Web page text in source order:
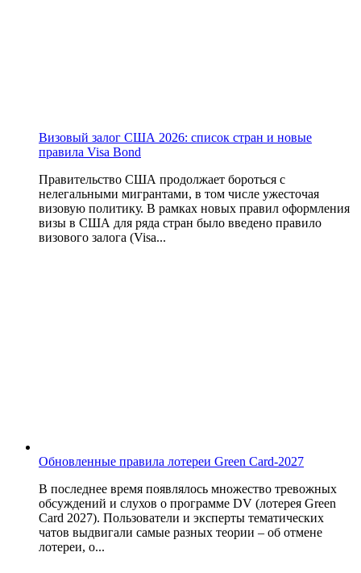
Визовый залог США 2026: список стран и новые
правила Visa Bond
Правительство США продолжает бороться с
нелегальными мигрантами, в том числе ужесточая
визовую политику. В рамках новых правил оформления
визы в США для ряда стран было введено правило
визового залога (Visa...
Обновленные правила лотереи Green Card-2027
В последнее время появлялось множество тревожных
обсуждений и слухов о программе DV (лотерея Green
Card 2027). Пользователи и эксперты тематических
чатов выдвигали самые разных теории – об отмене
лотереи, о...